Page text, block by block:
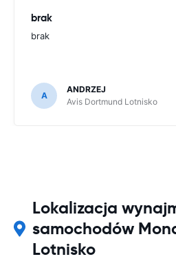
brak
brak
A
ANDRZEJ
Avis Dortmund Lotnisko
Lokalizacja
samochodów
Lotnisko